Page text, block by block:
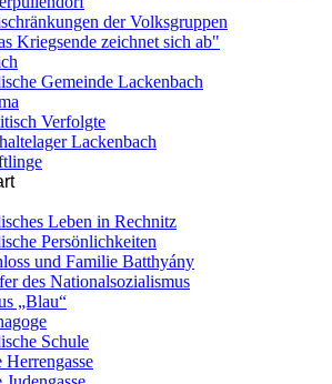
der Volksgruppen
Kriegsende zeichnet sich ab"
Gemeinde Lackenbach
Verfolgte
Lackenbach
Leben in Rechnitz
Persönlichkeiten
und Familie Batthyány
des Nationalsozialismus
„Blau“
Schule
Herrengasse